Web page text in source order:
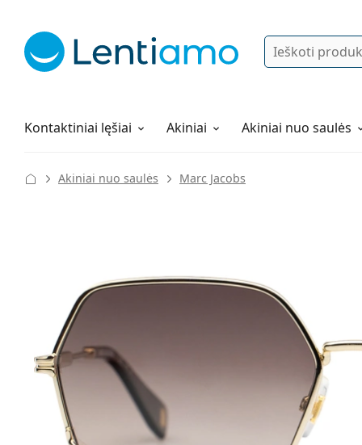
Ieškoti
Kontaktiniai lęšiai
Lęšių tirpalai Akiniai Akiniai nuo saulės
Viskas apie apsipirkimą pas mus
Akiniai nuo saulės Marc Jacobs